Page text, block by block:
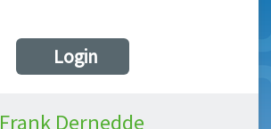
Login
Frank Dernedde